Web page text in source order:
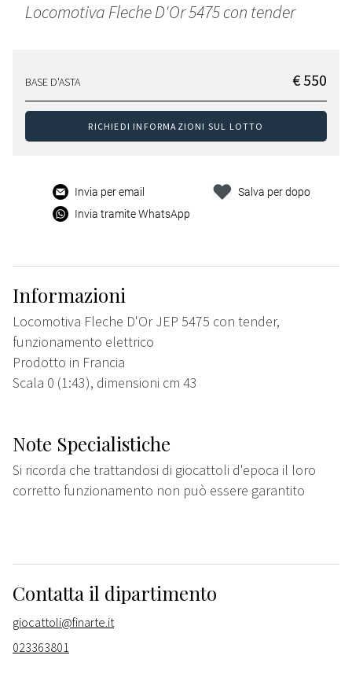
Locomotiva Fleche D'Or 5475 con tender
BASE D'ASTA € 550
RICHIEDI INFORMAZIONI SUL LOTTO
Invia per email
Invia tramite WhatsApp
Salva per dopo
Informazioni
Locomotiva Fleche D'Or JEP 5475 con tender,
funzionamento elettrico
Prodotto in Francia
Scala 0 (1:43), dimensioni cm 43
Note Specialistiche
Si ricorda che trattandosi di giocattoli d'epoca il loro
corretto funzionamento non può essere garantito
Contatta il dipartimento
giocattoli@finarte.it
023363801